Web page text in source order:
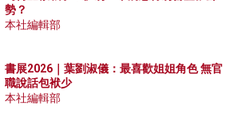
勢？
本社編輯部
書展2026｜葉劉淑儀：最喜歡姐姐角色 無官
職說話包袱少
本社編輯部